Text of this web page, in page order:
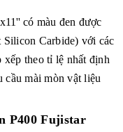
có màu đen được
Silicon Carbide) với các
xếp theo tỉ lệ nhất định
cầu mài mòn vật liệu
P400 Fujistar